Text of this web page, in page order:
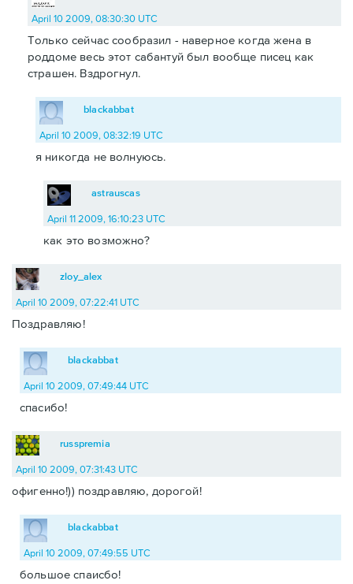
April 10 2009, 08:30:30 UTC
Только сейчас сообразил - наверное когда жена в
роддоме весь этот сабантуй был вообще писец как
страшен. Вздрогнул.
blackabbat
April 10 2009, 08:32:19 UTC
я никогда не волнуюсь.
astrauscas
April 11 2009, 16:10:23 UTC
как это возможно?
zloy_alex
April 10 2009, 07:22:41 UTC
Поздравляю!
blackabbat
April 10 2009, 07:49:44 UTC
спасибо!
russpremia
April 10 2009, 07:31:43 UTC
офигенно!)) поздравляю, дорогой!
blackabbat
April 10 2009, 07:49:55 UTC
большое спаисбо!